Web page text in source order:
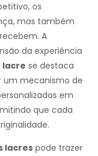
os
mas também
A
da experiência
lacre se destaca
um mecanismo de
em
que cada
lacrespode trazer